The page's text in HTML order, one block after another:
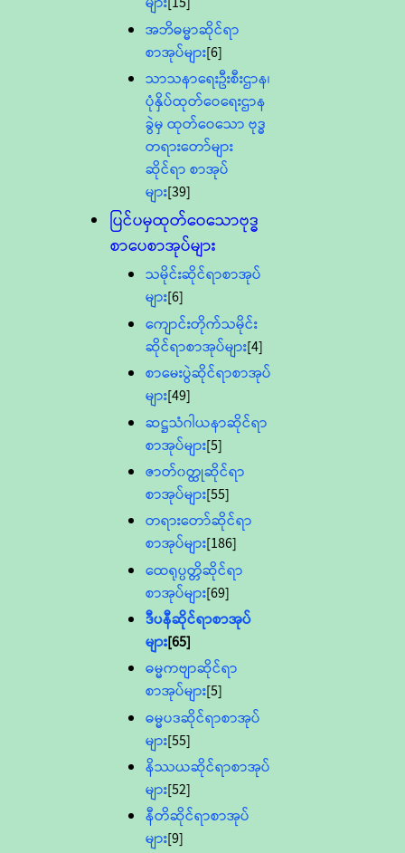
အဘိဓမ္မာဆိုင်ရာ
စာအုပ်များ[6]
သာသနာရေးဦးစီးဌာန၊
ပုံနှိပ်ထုတ်ဝေရေးဌာန
ခွဲမှ ထုတ်ဝေသော ဗုဒ္ဓ
တရားတော်များ
ဆိုင်ရာ စာအုပ်
များ[39]
ပြင်ပမှထုတ်ဝေသောဗုဒ္ဓ
စာပေစာအုပ်များ
သမိုင်းဆိုင်ရာစာအုပ်
များ[6]
ကျောင်းတိုက်သမိုင်း
ဆိုင်ရာစာအုပ်များ[4]
စာမေးပွဲဆိုင်ရာစာအုပ်
များ[49]
ဆဋ္ဌသံဂါယနာဆိုင်ရာ
စာအုပ်များ[5]
ဇာတ်၀တ္ထုဆိုင်ရာ
စာအုပ်များ[55]
တရားတော်ဆိုင်ရာ
စာအုပ်များ[186]
ထေရုပ္ပတ္တိဆိုင်ရာ
စာအုပ်များ[69]
ဒီပနီဆိုင်ရာစာအုပ်
များ[65]
ဓမ္မကဗျာဆိုင်ရာ
စာအုပ်များ[5]
ဓမ္မပဒဆိုင်ရာစာအုပ်
များ[55]
နိဿယဆိုင်ရာစာအုပ်
များ[52]
နီတိဆိုင်ရာစာအုပ်
များ[9]